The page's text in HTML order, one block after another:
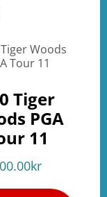
Tiger
PGA
11
kr